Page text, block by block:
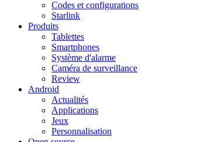
Codes et configurations
Starlink
Produits
Tablettes
Smartphones
Système d'alarme
Caméra de surveillance
Review
Android
Actualités
Applications
Jeux
Personnalisation